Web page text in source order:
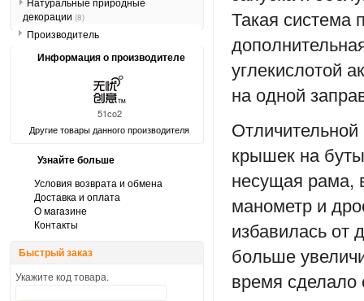
Такая система
углекислотой
на одной
Отличительной
крышек на
несущая рама,
манометр и
избавилась от
больше
время сделало
декорации (8)
Производитель
Информация о производителе
51co2
Другие товары данного производителя
Узнайте больше
Условия возврата и обмена
Доставка и оплата
О магазине
Контакты
Быстрый заказ
Укажите код товара.